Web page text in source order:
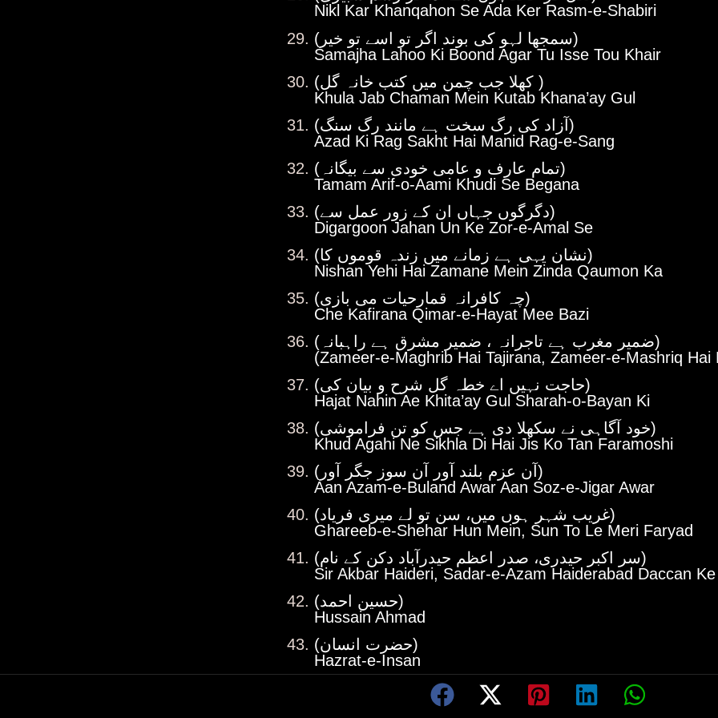
Nikl Kar Khanqahon Se Ada Ker Rasm-e-Shabiri
(سمجھا لہو کی بوند اگر تو اسے تو خیر)
Samajha Lahoo Ki Boond Agar Tu Isse Tou Khair
(کھلا جب چمن میں کتب خانہ گل )
Khula Jab Chaman Mein Kutab Khana’ay Gul
(آزاد کی رگ سخت ہے مانند رگ سنگ)
Azad Ki Rag Sakht Hai Manid Rag-e-Sang
(تمام عارف و عامی خودی سے بیگانہ)
Tamam Arif-o-Aami Khudi Se Begana
(دگرگوں جہاں ان کے زور عمل سے)
Digargoon Jahan Un Ke Zor-e-Amal Se
(نشان یہی ہے زمانے میں زندہ قوموں کا)
Nishan Yehi Hai Zamane Mein Zinda Qaumon Ka
(چہ کافرانہ قمارحیات می بازی)
Che Kafirana Qimar-e-Hayat Mee Bazi
(ضمیر مغرب ہے تاجرانہ ، ضمیر مشرق ہے راہبانہ)
(Zameer-e-Maghrib Hai Tajirana, Zameer-e-Mashriq Hai
(حاجت نہیں اے خطہ گل شرح و بیان کی)
Hajat Nahin Ae Khita’ay Gul Sharah-o-Bayan Ki
(خود آگاہی نے سکھلا دی ہے جس کو تن فراموشی)
Khud Agahi Ne Sikhla Di Hai Jis Ko Tan Faramoshi
(آن عزم بلند آور آن سوز جگر آور)
Aan Azam-e-Buland Awar Aan Soz-e-Jigar Awar
(غریب شہر ہوں میں، سن تو لے میری فریاد)
Ghareeb-e-Shehar Hun Mein, Sun To Le Meri Faryad
(سر اکبر حیدری، صدر اعظم حیدرآباد دکن کے نام)
Sir Akbar Haideri, Sadar-e-Azam Haiderabad Daccan
(حسین احمد)
Hussain Ahmad
(حضرت انسان)
Hazrat-e-Insan